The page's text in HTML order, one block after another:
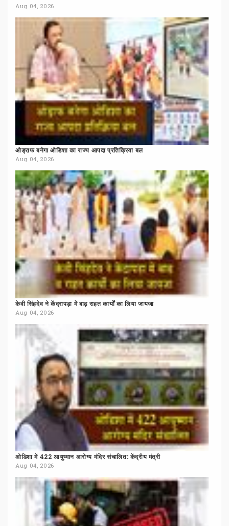
Aug 04, 2026
ओड्राफ बनेगा ओडिशा का राज्य आपदा प्रतिक्रिया बल
Aug 04, 2026
केवी सिंहदेव ने केंद्रापड़ा में बाढ़ राहत कार्यों का लिया जायजा
Aug 04, 2026
ओडिशा में 422 आयुष्मान आरोग्य मंदिर संचालित: केंद्रीय मंत्री
Aug 04, 2026